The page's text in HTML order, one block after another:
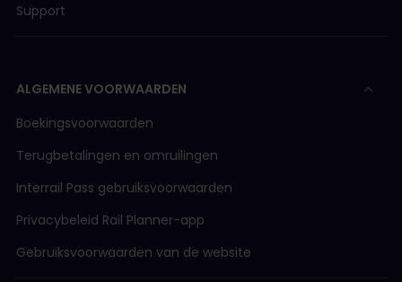
Support
ALGEMENE VOORWAARDEN
Boekingsvoorwaarden
Terugbetalingen en omruilingen
Interrail Pass gebruiksvoorwaarden
Privacybeleid Rail Planner-app
Gebruiksvoorwaarden van de website